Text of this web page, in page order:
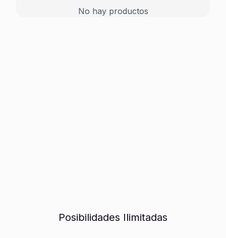
No hay productos
Posibilidades Ilimitadas